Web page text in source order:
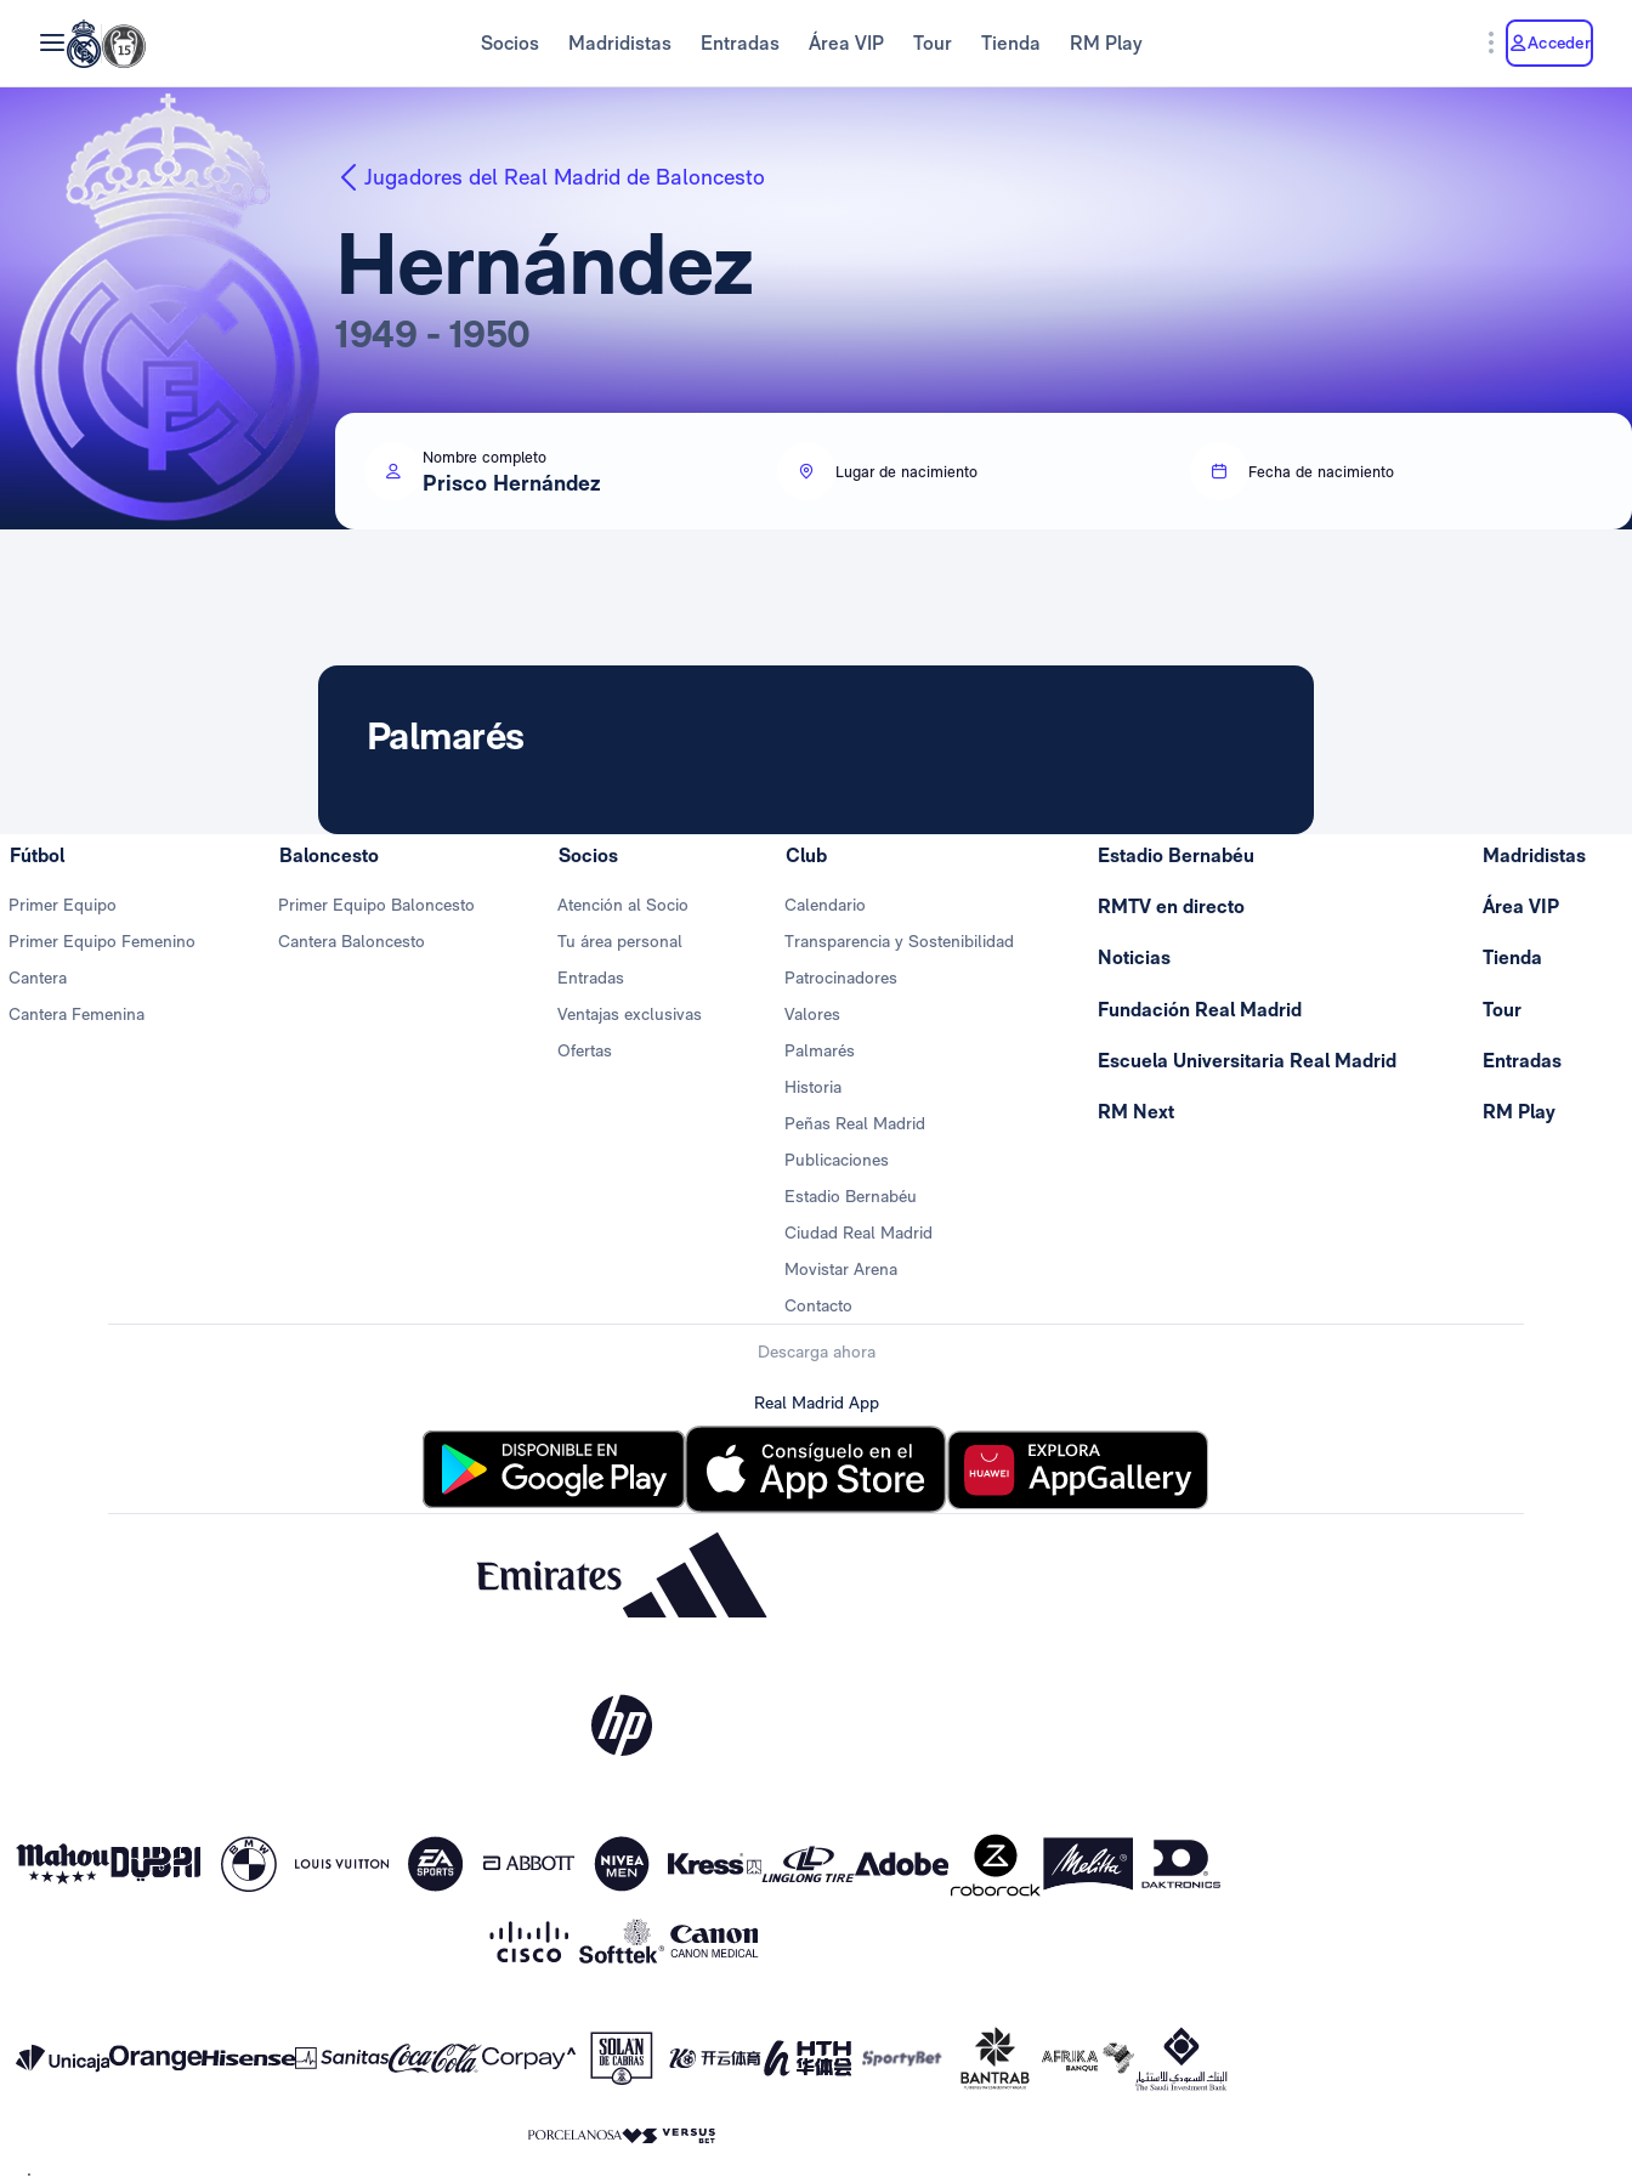
Socios Madridistas Entradas Área VIP Tour Tienda RM Play Acceder
Jugadores del Real Madrid de Baloncesto
Hernández
1949 - 1950
Nombre completo
Prisco Hernández Lugar de nacimiento Fecha de nacimiento
Palmarés
Fútbol
Primer Equipo
Primer Equipo Femenino
Cantera
Cantera Femenina
Baloncesto
Primer Equipo Baloncesto
Cantera Baloncesto
Socios
Atención al Socio
Tu área personal
Entradas
Ventajas exclusivas
Ofertas
Club
Calendario
Transparencia y Sostenibilidad
Patrocinadores
Valores
Palmarés
Historia
Peñas Real Madrid
Publicaciones
Estadio Bernabéu
Ciudad Real Madrid
Movistar Arena
Contacto
Estadio Bernabéu
RMTV en directo
Noticias
Fundación Real Madrid
Escuela Universitaria Real Madrid
RM Next
Madridistas
Área VIP
Tienda
Tour
Entradas
RM Play
Descarga ahora
Real Madrid App